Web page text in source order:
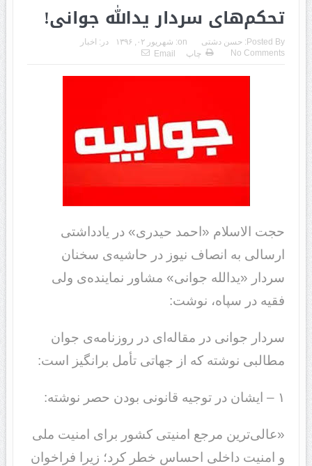
تحکم‌های سردار یدالله جوانی!
Posted By: حسن دشتی on: شهریور ۰۲, ۱۳۹۶ در: اخبار
No Comments
چاپ Email
حجت الاسلام «احمد حیدری» در یادداشتی
ارسالی به انصاف نیوز در حاشیه‌ی سخنان
سردار «یدالله جوانی» مشاور نماینده‌ی ولی
فقیه در سپاه، نوشت:
سردار جوانی در مقاله‌ای در روزنامه‌ی جوان
مطالبی نوشته که از جهاتی تأمل برانگیز است:
۱ – ایشان در توجیه قانونی بودن حصر نوشته:
«عالی‌ترین مرجع امنیتی کشور برای امنیت ملی
و امنیت داخلی احساس خطر کرد؛ زیرا فراخوان